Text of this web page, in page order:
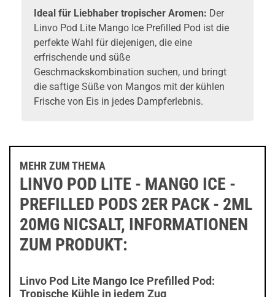
Ideal für Liebhaber tropischer Aromen: Der
Linvo Pod Lite Mango Ice Prefilled Pod ist die
perfekte Wahl für diejenigen, die eine
erfrischende und süße
Geschmackskombination suchen, und bringt
die saftige Süße von Mangos mit der kühlen
Frische von Eis in jedes Dampferlebnis.
MEHR ZUM THEMA
LINVO POD LITE - MANGO ICE -
PREFILLED PODS 2ER PACK - 2ML
20MG NICSALT, INFORMATIONEN
ZUM PRODUKT:
Linvo Pod Lite Mango Ice Prefilled Pod:
Tropische Kühle in jedem Zug